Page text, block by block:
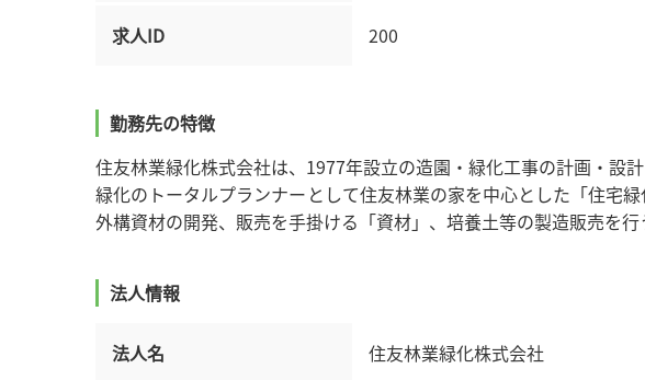
求人ID 200
勤務先の特徴
住友林業緑化株式会社は、1977年設立の造園・緑化工事の計画・設
緑化のトータルプランナーとして住友林業の家を中心とした「住宅
外構資材の開発、販売を手掛ける「資材」、培養土等の製造販売を行
法人情報
法人名 住友林業緑化株式会社